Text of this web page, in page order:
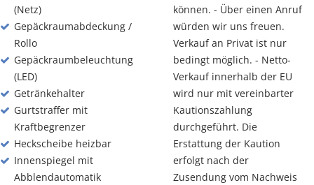
(Netz)
Gepäckraumabdeckung /
Rollo
Gepäckraumbeleuchtung
(LED)
Getränkehalter
Gurtstraffer mit
Kraftbegrenzer
Heckscheibe heizbar
Innenspiegel mit
Abblendautomatik
können. - Über einen Anruf
würden wir uns freuen.
Verkauf an Privat ist nur
bedingt möglich. - Netto-
Verkauf innerhalb der EU
wird nur mit vereinbarter
Kautionszahlung
durchgeführt. Die
Erstattung der Kaution
erfolgt nach der
Zusendung vom Nachweis